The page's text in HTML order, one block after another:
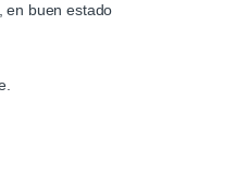
en buen estado